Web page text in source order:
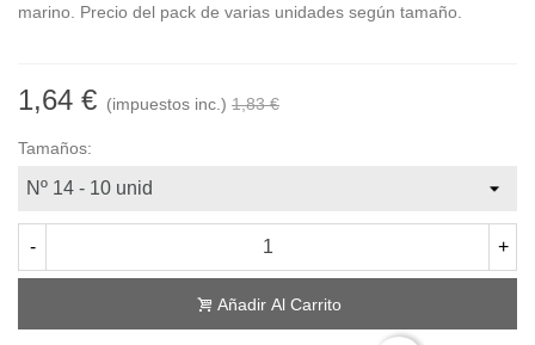
marino. Precio del pack de varias unidades según tamaño.
1,64 € (impuestos inc.) 1,83 €
Tamaños:
- +
Añadir Al Carrito